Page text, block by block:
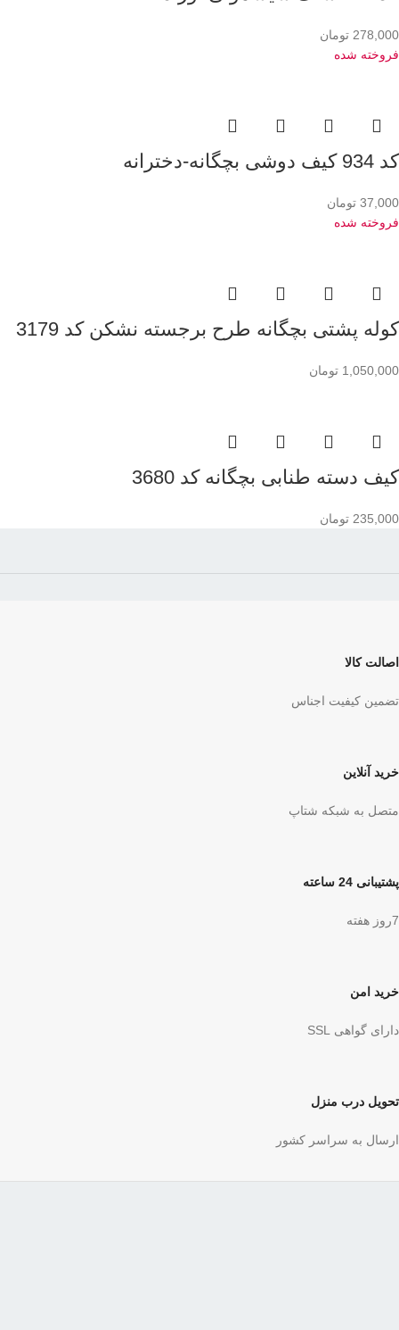
278,000 تومان
فروخته شده
کد 934 کیف دوشی بچگانه-دخترانه
37,000 تومان
فروخته شده
کوله پشتی بچگانه طرح برجسته نشکن کد 3179
1,050,000 تومان
کیف دسته طنابی بچگانه کد 3680
235,000 تومان
اصالت کالا
تضمین کیفیت اجناس
خرید آنلاین
متصل به شبکه شتاپ
پشتیبانی 24 ساعته
7روز هفته
خرید امن
دارای گواهی SSL
تحویل درب منزل
ارسال به سراسر کشور